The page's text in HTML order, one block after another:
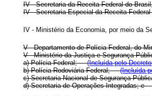
IV - Secretaria da Receita Federal do
IV - Secretaria Especial da Receita
IV - Ministério da Economia, por meio
V - Departamento de Polícia Federal, do
V - Ministério da Justiça e Segurança
a) Polícia Federal;
(Incluída pelo
b) Polícia Rodoviária Federal;
(Incluída
c) Secretaria Nacional de Segurança
d) Secretaria de Operações Integradas; e